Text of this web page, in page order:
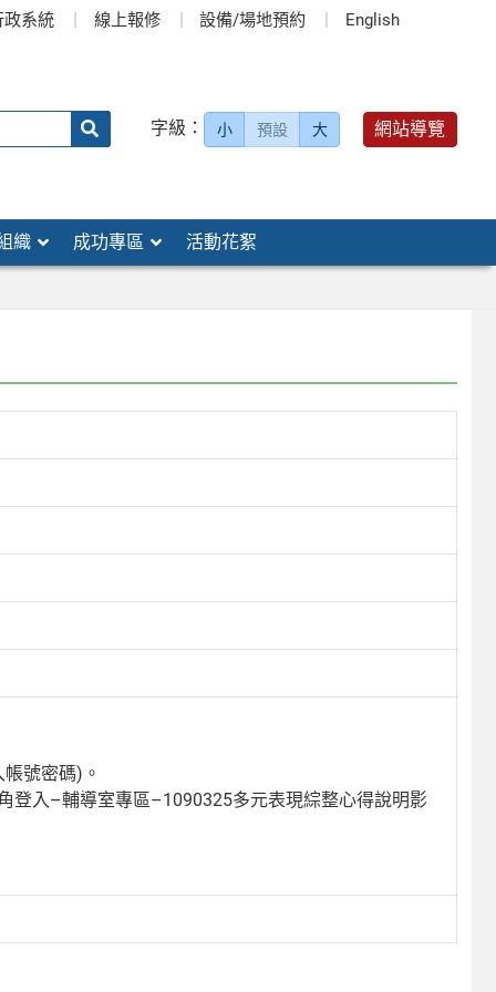
政系統 線上報修 設備/場地預約 English
字級： 小 預設 大 網站導覽
織 成功專區 活動花絮
號密碼)。
登入–輔導室專區–1090325多元表現綜整心得說明影